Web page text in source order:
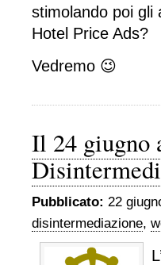
stimolando poi gli
Hotel Price Ads?
Vedremo 😉
Il 24 giugno
Pubblicato: 22
disintermediazione,